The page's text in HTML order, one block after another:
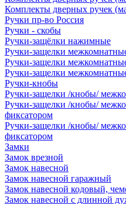
Комплекты дверных ручек
Ручки пр-во Россия
Ручки - скобы
Ручки-защёлки нажимные
Ручки-защелки
Ручки-защелки
Ручки-защелки
Ручки-кнобы
Ручки-защелки /кнобы/
Ручки-защелки /кнобы/
фиксатором
Ручки-защелки /кнобы/
фиксатором
Замки
Замок врезной
Замок навесной
Замок навесной гаражный
Замок навесной кодовый,
Замок навесной с длинной